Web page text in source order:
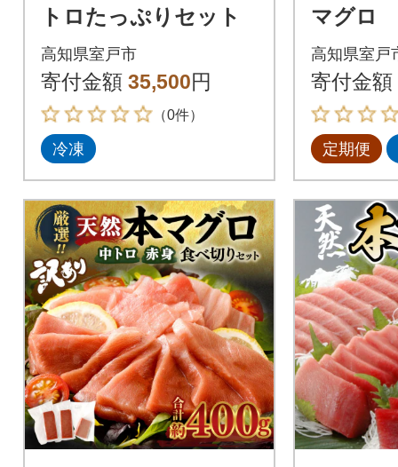
トロたっぷりセット
高知県室戸市
寄付金額 35,500円
（0件）
冷凍
マグロ
柵 解凍
介 鮪 惣
ミマグ
高知県室戸
寄付金額
定期便